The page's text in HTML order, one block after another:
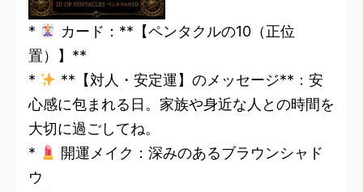
*
カード：**【ペンタクルの10（正位
置）】**
*
**【対人・安定運】のメッセージ**：安
心感に包まれる日。家族や身近な人との時間を
大切に過ごしてね。
*
開運メイク：深みのあるブラウンシャド
ウ